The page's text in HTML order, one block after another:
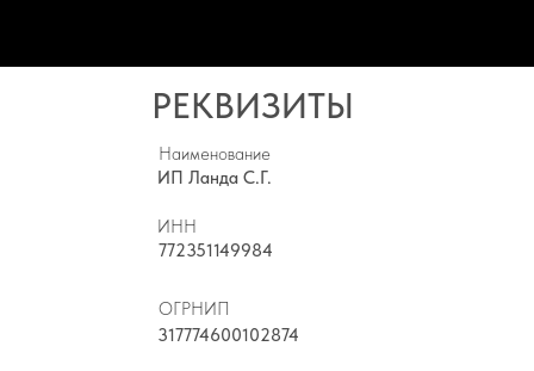
РЕКВИЗИТЫ
Наименование
ИП Ланда С.Г.
ИНН
772351149984
ОГРНИП
317774600102874